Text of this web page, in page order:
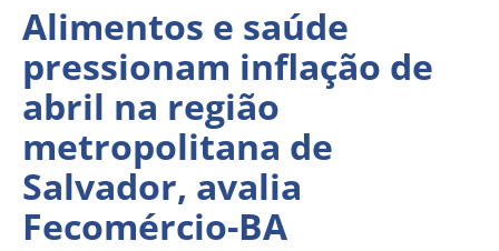
Alimentos e saúde
pressionam inflação de
abril na região
metropolitana de
Salvador, avalia
Fecomércio-BA